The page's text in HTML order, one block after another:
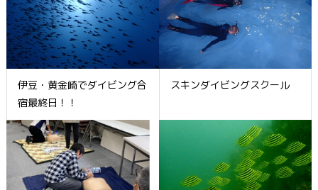
伊豆・黄金崎でダイビング合
宿最終日！！
スキンダイビングスクール